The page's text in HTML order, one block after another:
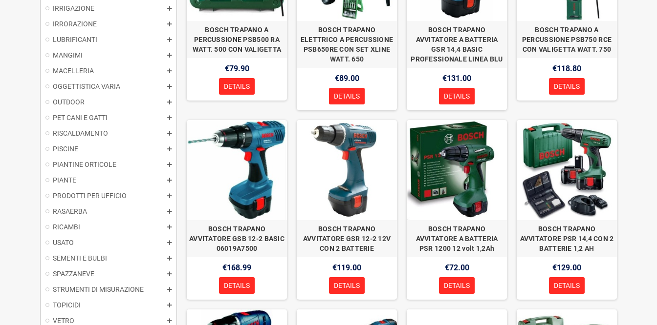
IRRIGAZIONE
IRRORAZIONE
LUBRIFICANTI
MANGIMI
MACELLERIA
OGGETTISTICA VARIA
OUTDOOR
PET CANI E GATTI
RISCALDAMENTO
PISCINE
PIANTINE ORTICOLE
PIANTE
PRODOTTI PER UFFICIO
RASAERBA
RICAMBI
USATO
SEMENTI E BULBI
SPAZZANEVE
STRUMENTI DI MISURAZIONE
TOPICIDI
VETRO
BOSCH TRAPANO A
PERCUSSIONE PSB500 RA
WATT. 500 CON VALIGETTA
€79.90
DETAILS
BOSCH TRAPANO
ELETTRICO A PERCUSSIONE
PSB650RE CON SET XLINE
WATT. 650
€89.00
DETAILS
BOSCH TRAPANO
AVVITATORE A BATTERIA
GSR 14,4 BASIC
PROFESSIONALE LINEA BLU
€131.00
DETAILS
BOSCH TRAPANO A
PERCUSSIONE PSB750 RCE
CON VALIGETTA WATT. 750
€118.80
DETAILS
BOSCH TRAPANO
AVVITATORE GSB 12-2 BASIC
06019A7500
€168.99
DETAILS
BOSCH TRAPANO
AVVITATORE GSR 12-2 12V
CON 2 BATTERIE
€119.00
DETAILS
BOSCH TRAPANO
AVVITATORE A BATTERIA
PSR 1200 12 volt 1,2Ah
€72.00
DETAILS
BOSCH TRAPANO
AVVITATORE PSR 14,4 CON 2
BATTERIE 1,2 AH
€129.00
DETAILS